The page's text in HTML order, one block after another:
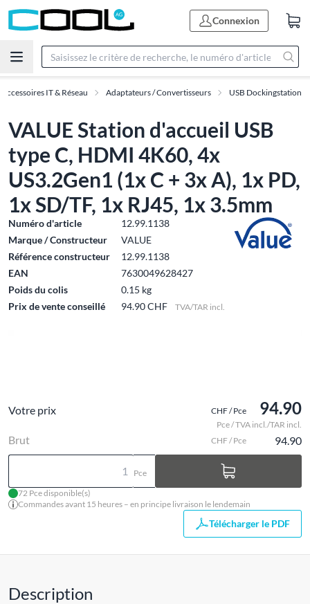
Connexion
Accessoires IT & Réseau Adaptateurs / Convertisseurs USB Dockingstation
VALUE Station d'accueil USB
type C, HDMI 4K60, 4x
US3.2Gen1 (1x C + 3x A), 1x PD,
1x SD/TF, 1x RJ45, 1x 3.5mm
Numéro d'article
12.99.1138
Marque / Constructeur
VALUE
Référence constructeur
12.99.1138
EAN
7630049628427
Poids du colis
0.15 kg
Prix de vente conseillé
94.90 CHF TVA/TAR incl.
Votre prix CHF / Pce 94.90
Pce / TVA incl./TAR incl.
Brut CHF / Pce 94.90
Pce
72 Pce disponible(s)
Commandes avant 15 heures – en principe livraison le lendemain
Télécharger le PDF
Description